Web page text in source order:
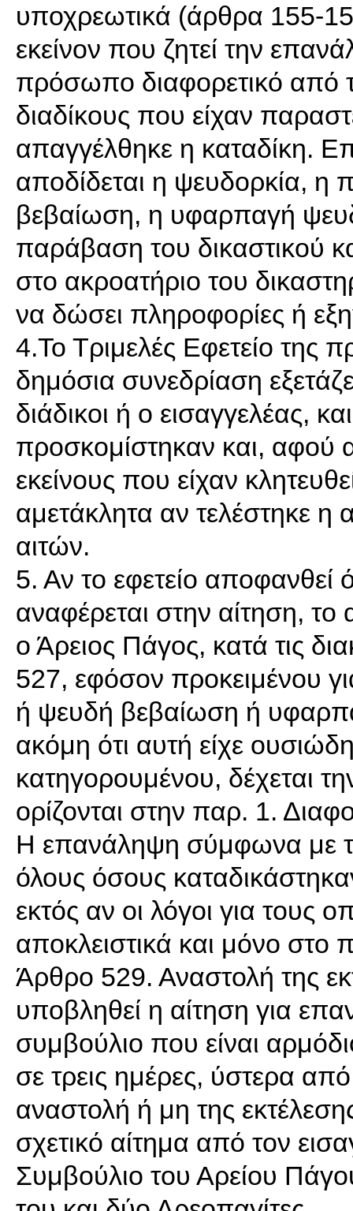
υποχρεωτικά (άρθρα 155-
εκείνον που ζητεί την
πρόσωπο διαφορετικό από
διαδίκους που είχαν
απαγγέλθηκε η καταδίκη.
αποδίδεται η ψευδορκία, η
βεβαίωση, η υφαρπαγή
παράβαση του δικαστικού
στο ακροατήριο του
να δώσει πληροφορίες ή
4.Το Τριμελές Εφετείο της
δημόσια συνεδρίαση
διάδικοι ή ο εισαγγελέας,
προσκομίστηκαν και, αφού
εκείνους που είχαν
αμετάκλητα αν τελέστηκε η
αιτών.
5. Αν το εφετείο αποφανθεί
αναφέρεται στην αίτηση,
ο Άρειος Πάγος, κατά τις
527, εφόσον προκειμένου
ή ψευδή βεβαίωση ή
ακόμη ότι αυτή είχε
κατηγορουμένου, δέχεται
ορίζονται στην παρ. 1.
Η επανάληψη σύμφωνα με
όλους όσους
εκτός αν οι λόγοι για τους
αποκλειστικά και μόνο
Άρθρο 529. Αναστολή της
υποβληθεί η αίτηση για
συμβούλιο που είναι
σε τρεις ημέρες, ύστερα
αναστολή ή μη της
σχετικό αίτημα από τον
Συμβούλιο του Αρείου